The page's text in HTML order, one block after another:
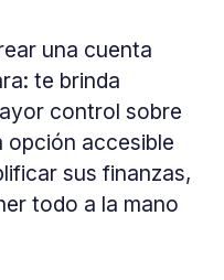
una cuenta
te brinda
control sobre
opción accesible
sus finanzas,
todo a la mano